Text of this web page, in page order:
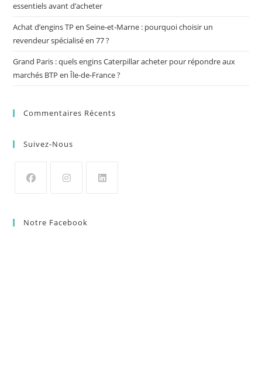
essentiels avant d’acheter
Achat d’engins TP en Seine-et-Marne : pourquoi choisir un
revendeur spécialisé en 77 ?
Grand Paris : quels engins Caterpillar acheter pour répondre aux
marchés BTP en Île-de-France ?
Commentaires Récents
Suivez-Nous
Notre Facebook